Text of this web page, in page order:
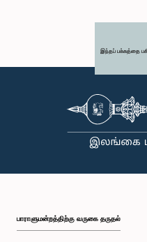
இந்தப் பக்கத்தை
பாராளுமன்றத்திற்கு வருகை தருதல்